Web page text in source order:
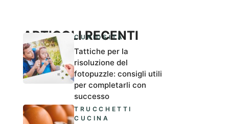
ARTICOLI RECENTI
CURIOSITÀ
Tattiche per la
risoluzione del
fotopuzzle: consigli utili
per completarli con
successo
TRUCCHETTI
CUCINA